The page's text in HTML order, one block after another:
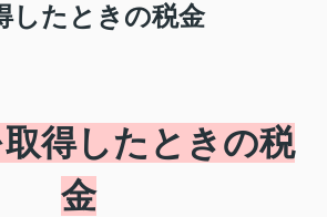
したときの税金
得したときの税
金